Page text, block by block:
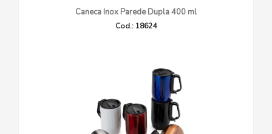
Caneca Inox Parede Dupla 400 ml
Cod.: 18624